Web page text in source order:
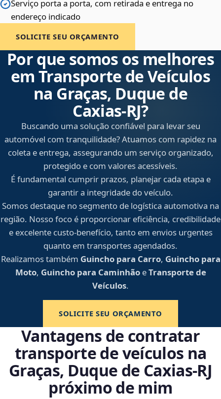
Serviço porta a porta, com retirada e entrega no
endereço indicado
SOLICITE SEU ORÇAMENTO
Por que somos os melhores
em Transporte de Veículos
na Graças, Duque de
Caxias‑RJ?
Buscando uma solução confiável para levar seu
automóvel com tranquilidade? Atuamos com rapidez na
coleta e entrega, assegurando um serviço organizado,
protegido e com valores acessíveis.
É fundamental cumprir prazos, planejar cada etapa e
garantir a integridade do veículo.
Somos destaque no segmento de logística automotiva na
região. Nosso foco é proporcionar eficiência, credibilidade
e excelente custo-benefício, tanto em envios urgentes
quanto em transportes agendados.
Realizamos também Guincho para Carro, Guincho para
Moto, Guincho para CaminhãoeTransporte de
Veículos.
SOLICITE SEU ORÇAMENTO
Vantagens de contratar
transporte de veículos na
Graças, Duque de Caxias‑RJ
próximo de mim